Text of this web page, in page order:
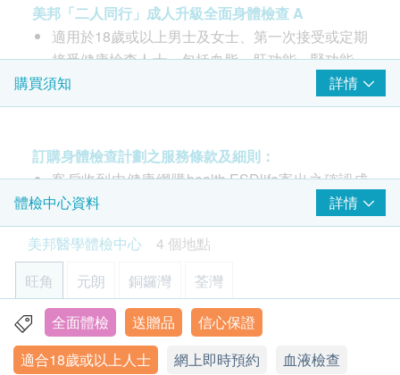
2 重點項目
心臟檢查 重點項目
高敏度心肌肌鈣蛋白 I
血壓
血脂 重點項目
總膽固醇
三酸甘油脂
高密度膽固醇
低密度膽固醇
極低密度膽固醇
糖尿 重點項目
34% off
HK$410.0 HK$620
肺X光平片
基本的肺部檢查
*此項目不適用於觀塘分店
肺X光平片(雙人)
基本的肺部檢查
*此項目不適用於觀塘分店
HK$840.0
多器官疾病問題指標 (鐵蛋白)
鐵蛋白水平升高反映某身體器官或組織受損
HK$385.0
肺部問題伸延檢查
包括針對非小細胞肺癌及小細胞肺癌腫瘤標誌物含量及X光肺
美邦「二人同行」成人升級全面身體檢查 A
適用於18歲或以上男士及女士、第一次接受或定期
接受健康檢查人士。包括血脂、肝功能、腎功能、
泌尿、骨骼、梅毒血清試驗、骨髓功能。額外贈送
2項癌症指標測試。
特別抗原 PSA 或 肝 (甲種胎兒蛋白 AFP) 或 大腸
(癌胚抗原 CEA) 或 胰臟 (CA199 癌抗原) 或 卵巢
(CA125 癌抗原) 或 乳房 (CA153 癌抗原)
高敏度心肌肌鈣蛋白 I (hs-Troponin I) — 心肌受損標
誌
心肌受損，如急性心肌梗塞、急性冠狀動脈疾病，
高敏度心肌肌鈣蛋白 I (hs-Troponin I)才會升高。可
以作為近期心肌梗塞或再梗塞的判斷依據，也可以
用來預測梗塞範圍以及預防。
購買須知 詳情
訂購身體檢查計劃之服務條款及細則：
客戶收到由健康網購health.ESDlife寄出之確認成
功付款電郵後，美邦醫學體檢中心將於隨後1-2個
工作天的辦公時間內，致電客戶預約身體檢查的時
間及地點。客戶亦可致電查詢或在訂單確認後1個
工作天致電該中心預約 (電話：2369 0680)。
購買計劃後可安排由健康網購health.ESDlife發出
的正式收據，並於7-14個工作天後寄出。客戶可於
購買時提出收據要求，或經以下方法聯絡客戶服務
員: 電郵 (support@esdlife.com
) 或電話 (3151
體檢中心資料
詳情
美邦醫學體檢中心
4 個地點
旺角
元朗 銅鑼灣 荃灣
旺角亞皆老街8號朗豪坊辦公室大樓11樓
顯示地圖
全面體檢 送贈品
信心保證
適合18歲或以上人士
網上即時預約
血液檢查